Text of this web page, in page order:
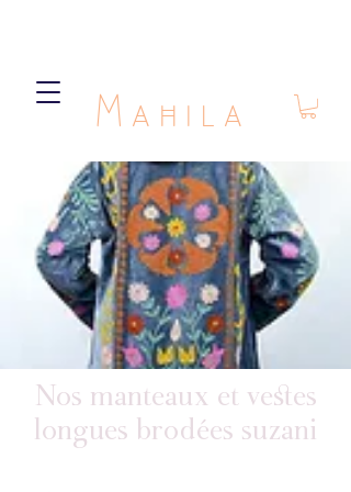
Mahila
Nos manteaux et vestes
longues brodées suzani